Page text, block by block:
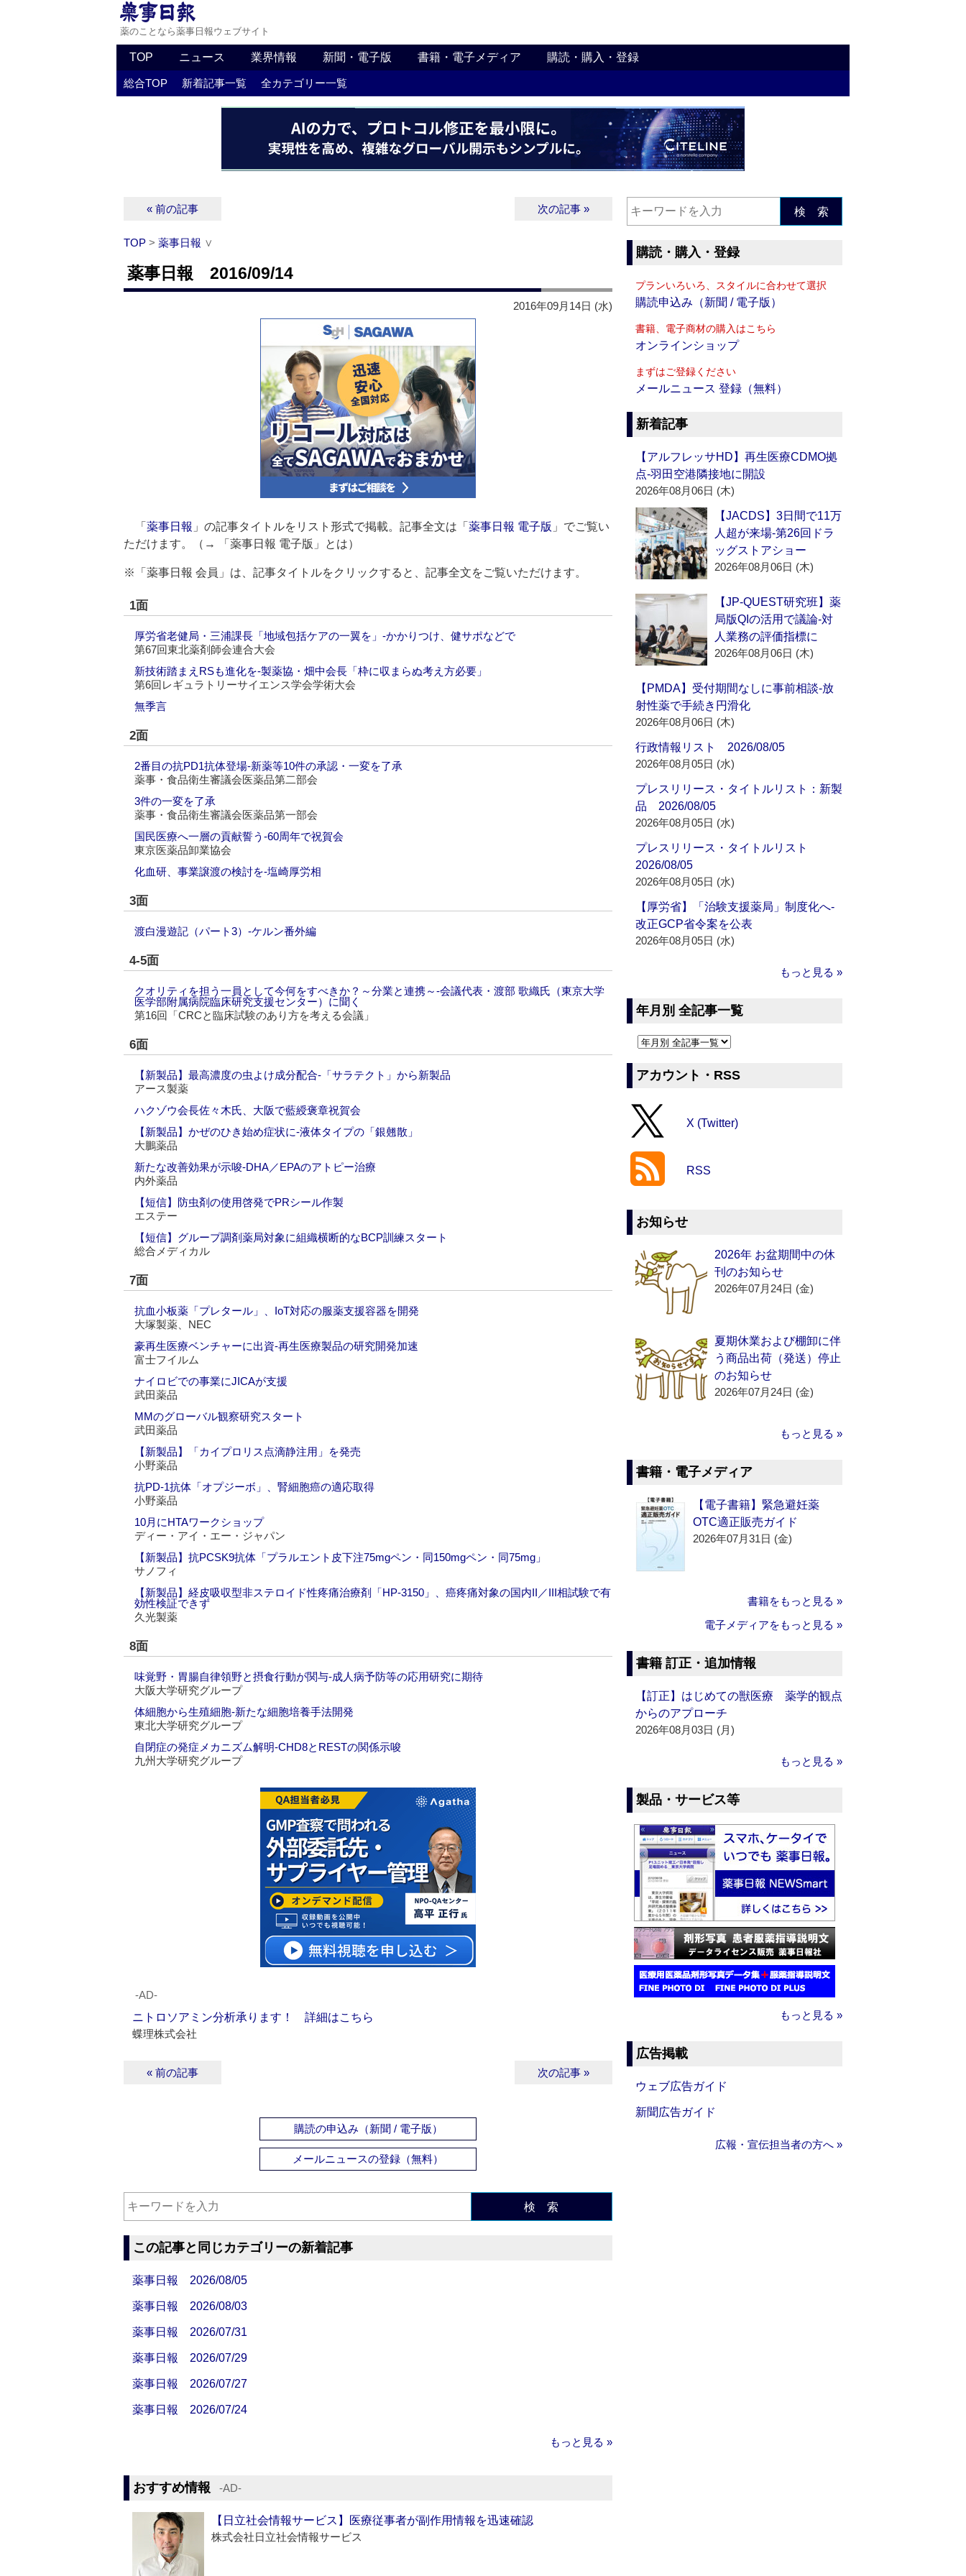
薬のことなら薬事日報ウェブサイト
TOP ニュース 業界情報 新聞・電子版 書籍・電子メディア 購読・購入・登録
総合TOP 新着記事一覧 全カテゴリー一覧
« 前の記事 次の記事 »
TOP > 薬事日報 ∨
薬事日報 2016/09/14
2016年09月14日 (水)
「 薬事日報 」の記事タイトルをリスト形式で掲載。記事全文は「 薬事日報 電子版 」でご覧い
ただけます。（→
「薬事日報 電子版」とは）
※「薬事日報 会員」は、記事タイトルをクリックすると、記事全文をご覧いただけます。
1面
厚労省老健局・三浦課長「地域包括ケアの一翼を」‐かかりつけ、健サポなどで
第67回東北薬剤師会連合大会
新技術踏まえRSも進化を‐製薬協・畑中会長「枠に収まらぬ考え方必要」
第6回レギュラトリーサイエンス学会学術大会
無季言
2面
2番目の抗PD1抗体登場‐新薬等10件の承認・一変を了承
薬事・食品衛生審議会医薬品第二部会
3件の一変を了承
薬事・食品衛生審議会医薬品第一部会
国民医療へ一層の貢献誓う‐60周年で祝賀会
東京医薬品卸業協会
化血研、事業譲渡の検討を‐塩崎厚労相
3面
渡白漫遊記（パート3）‐ケルン番外編
4-5面
クオリティを担う一員として今何をすべきか？～分業と連携～‐会議代表・渡部 歌織氏（東京大学
医学部附属病院臨床研究支援センター）に聞く
第16回「CRCと臨床試験のあり方を考える会議」
6面
【新製品】最高濃度の虫よけ成分配合‐「サラテクト」から新製品
アース製薬
ハクゾウ会長佐々木氏、大阪で藍綬褒章祝賀会
【新製品】かぜのひき始め症状に‐液体タイプの「銀翹散」
大鵬薬品
新たな改善効果が示唆‐DHA／EPAのアトピー治療
内外薬品
【短信】防虫剤の使用啓発でPRシール作製
エステー
【短信】グループ調剤薬局対象に組織横断的なBCP訓練スタート
総合メディカル
7面
抗血小板薬「プレタール」、IoT対応の服薬支援容器を開発
大塚製薬、NEC
豪再生医療ベンチャーに出資‐再生医療製品の研究開発加速
富士フイルム
ナイロビでの事業にJICAが支援
武田薬品
MMのグローバル観察研究スタート
武田薬品
【新製品】「カイプロリス点滴静注用」を発売
小野薬品
抗PD-1抗体「オプジーボ」、腎細胞癌の適応取得
小野薬品
10月にHTAワークショップ
ディー・アイ・エー・ジャパン
【新製品】抗PCSK9抗体「プラルエント皮下注75mgペン・同150mgペン・同75mg」
サノフィ
【新製品】経皮吸収型非ステロイド性疼痛治療剤「HP-3150」、癌疼痛対象の国内II／III相試験で有
効性検証できず
久光製薬
8面
味覚野・胃腸自律領野と摂食行動が関与‐成人病予防等の応用研究に期待
大阪大学研究グループ
体細胞から生殖細胞‐新たな細胞培養手法開発
東北大学研究グループ
自閉症の発症メカニズム解明‐CHD8とRESTの関係示唆
九州大学研究グループ
‐AD‐
ニトロソアミン分析承ります！ 詳細はこちら
蝶理株式会社
« 前の記事 次の記事 »
購読の申込み（新聞 / 電子版）
メールニュースの登録（無料）
検 索
この記事と同じカテゴリーの新着記事
薬事日報 2026/08/05
薬事日報 2026/08/03
薬事日報 2026/07/31
薬事日報 2026/07/29
薬事日報 2026/07/27
薬事日報 2026/07/24
もっと見る »
おすすめ情報 ‐AD‐
【日立社会情報サービス】医療従事者が副作用情報を迅速確認
株式会社日立社会情報サービス
検 索
購読・購入・登録
プランいろいろ、スタイルに合わせて選択
購読申込み（新聞 / 電子版）
書籍、電子商材の購入はこちら
オンラインショップ
まずはご登録ください
メールニュース 登録（無料）
新着記事
【アルフレッサHD】再生医療CDMO拠
点‐羽田空港隣接地に開設
2026年08月06日 (木)
【JACDS】3日間で11万
人超が来場‐第26回ドラ
ッグストアショー
2026年08月06日 (木)
【JP-QUEST研究班】薬
局版QIの活用で議論‐対
人業務の評価指標に
2026年08月06日 (木)
【PMDA】受付期間なしに事前相談‐放
射性薬で手続き円滑化
2026年08月06日 (木)
行政情報リスト 2026/08/05
2026年08月05日 (水)
プレスリリース・タイトルリスト：新製
品 2026/08/05
2026年08月05日 (水)
プレスリリース・タイトルリスト
2026/08/05
2026年08月05日 (水)
【厚労省】「治験支援薬局」制度化へ‐
改正GCP省令案を公表
2026年08月05日 (水)
もっと見る »
年月別 全記事一覧
アカウント・RSS
X (Twitter)
RSS
お知らせ
2026年 お盆期間中の休
刊のお知らせ
2026年07月24日 (金)
夏期休業および棚卸に伴
う商品出荷（発送）停止
のお知らせ
2026年07月24日 (金)
もっと見る »
書籍・電子メディア
【電子書籍】緊急避妊薬
OTC適正販売ガイド
2026年07月31日 (金)
書籍をもっと見る »
電子メディアをもっと見る »
書籍 訂正・追加情報
【訂正】はじめての獣医療 薬学的観点
からのアプローチ
2026年08月03日 (月)
もっと見る »
製品・サービス等
もっと見る »
広告掲載
ウェブ広告ガイド
新聞広告ガイド
広報・宣伝担当者の方へ »